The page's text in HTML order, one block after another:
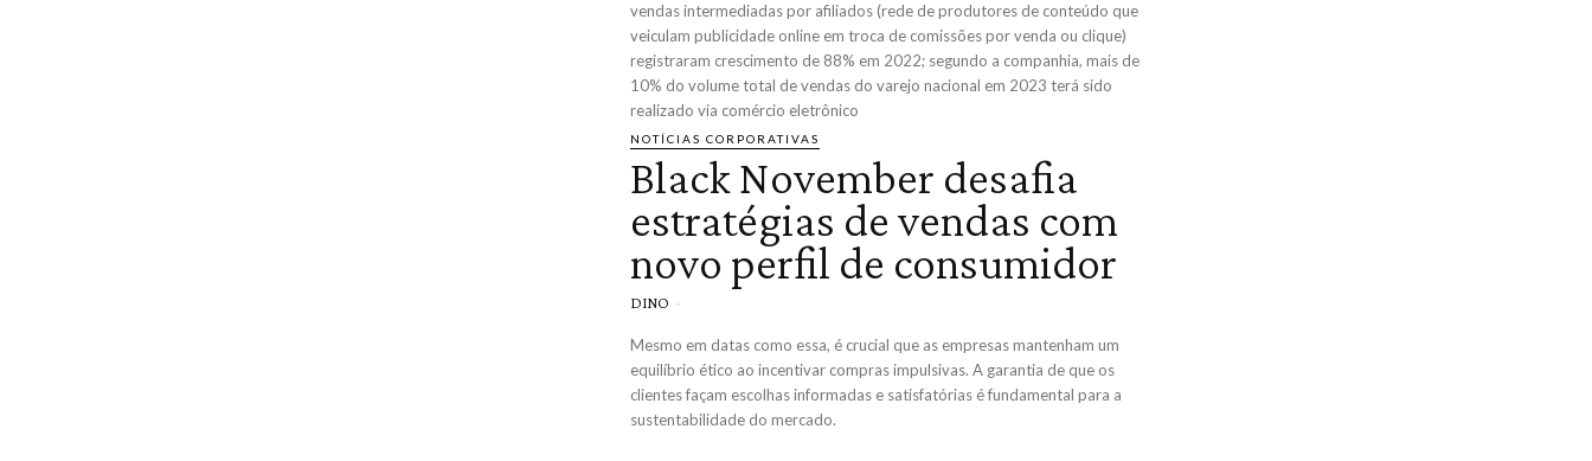
vendas intermediadas por afiliados (rede de produtores de conteúdo que
veiculam publicidade online em troca de comissões por venda ou clique)
registraram crescimento de 88% em 2022; segundo a companhia, mais de
10% do volume total de vendas do varejo nacional em 2023 terá sido
realizado via comércio eletrônico
NOTÍCIAS CORPORATIVAS
Black November desafia
estratégias de vendas com
novo perfil de consumidor
DINO -
Mesmo em datas como essa, é crucial que as empresas mantenham um
equilíbrio ético ao incentivar compras impulsivas. A garantia de que os
clientes façam escolhas informadas e satisfatórias é fundamental para a
sustentabilidade do mercado.